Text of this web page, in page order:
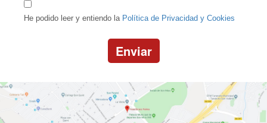
He podido leer y entiendo la Política de Privacidad y Cookies
Enviar